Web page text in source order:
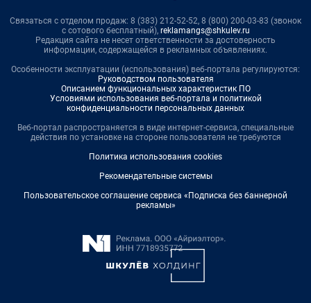
Связаться с отделом продаж: 8 (383) 212-52-52, 8 (800) 200-03-83 (звонок
с сотового бесплатный), reklamangs@shkulev.ru
Редакция сайта не несет ответственности за достоверность
информации, содержащейся в рекламных объявлениях.
Особенности эксплуатации (использования) веб-портала регулируются:
Руководством пользователя
Описанием функциональных характеристик ПО
Условиями использования веб-портала и политикой
конфиденциальности персональных данных
Веб-портал распространяется в виде интернет-сервиса, специальные
действия по установке на стороне пользователя не требуются
Политика использования cookies
Рекомендательные системы
Пользовательское соглашение сервиса «Подписка без баннерной
рекламы»